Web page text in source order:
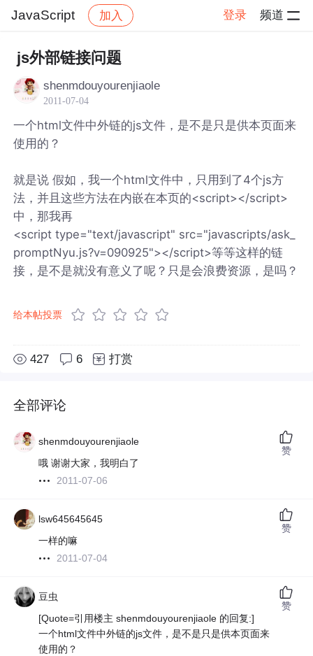
JavaScript 加入 登录 频道
社区 JavaScript
js外部链接问题
shenmdouyourenjiaole
2011-07-04
一个html文件中外链的js文件，是不是只是供本页面来
使用的？
就是说 假如，我一个html文件中，只用到了4个js方
法，并且这些方法在内嵌在本页的<script></script>
中，那我再
<script type="text/javascript" src="javascripts/ask_
promptNyu.js?v=090925"></script>等等这样的链
接，是不是就没有意义了呢？只是会浪费资源，是吗？
给本帖投票
427 6 打赏
全部评论
shenmdouyourenjiaole
哦 谢谢大家，我明白了
2011-07-06
赞
lsw645645645
一样的嘛
2011-07-04
赞
豆虫
[Quote=引用楼主 shenmdouyourenjiaole 的回复:]
一个html文件中外链的js文件，是不是只是供本页面来
使用的？
赞